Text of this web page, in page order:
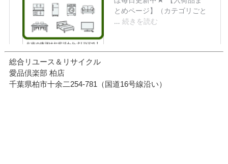
総合リユース＆リサイクル
愛品倶楽部 柏店
千葉県柏市十余二254-781（国道16号線沿い）